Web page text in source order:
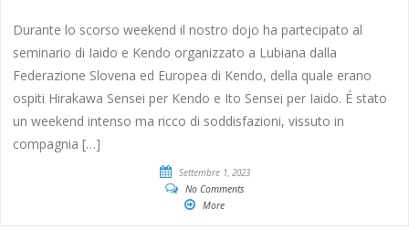
Durante lo scorso weekend il nostro dojo ha partecipato al
seminario di Iaido e Kendo organizzato a Lubiana dalla
Federazione Slovena ed Europea di Kendo, della quale erano
ospiti Hirakawa Sensei per Kendo e Ito Sensei per Iaido. É stato
un weekend intenso ma ricco di soddisfazioni, vissuto in
compagnia […]
Settembre 1, 2023
No Comments
More